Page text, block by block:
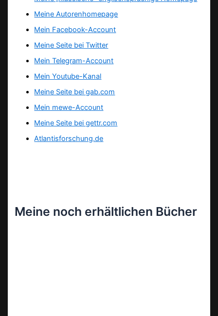
Meine Autorenhomepage
Mein Facebook-Account
Meine Seite bei Twitter
Mein Telegram-Account
Mein Youtube-Kanal
Meine Seite bei gab.com
Mein mewe-Account
Meine Seite bei gettr.com
Atlantisforschung.de
Meine noch erhältlichen Bücher